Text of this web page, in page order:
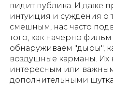
видит публика. И даже
интуиция и суждения о
смешным, нас часто
того, как начерно
обнаруживаем "дыры",
воздушные карманы. Их
интересным или
дополнительными